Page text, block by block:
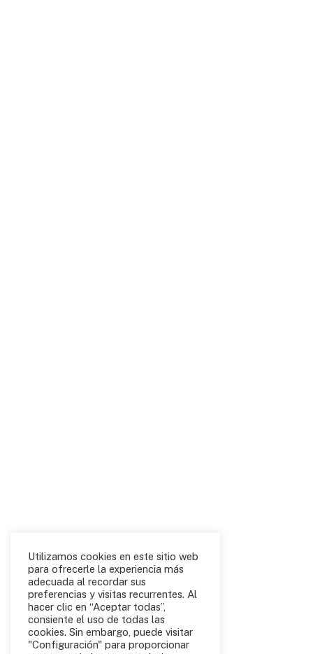
Utilizamos cookies en este sitio web
para ofrecerle la experiencia más
adecuada al recordar sus
preferencias y visitas recurrentes. Al
hacer clic en “Aceptar todas”,
consiente el uso de todas las
cookies. Sin embargo, puede visitar
"Configuración" para proporcionar